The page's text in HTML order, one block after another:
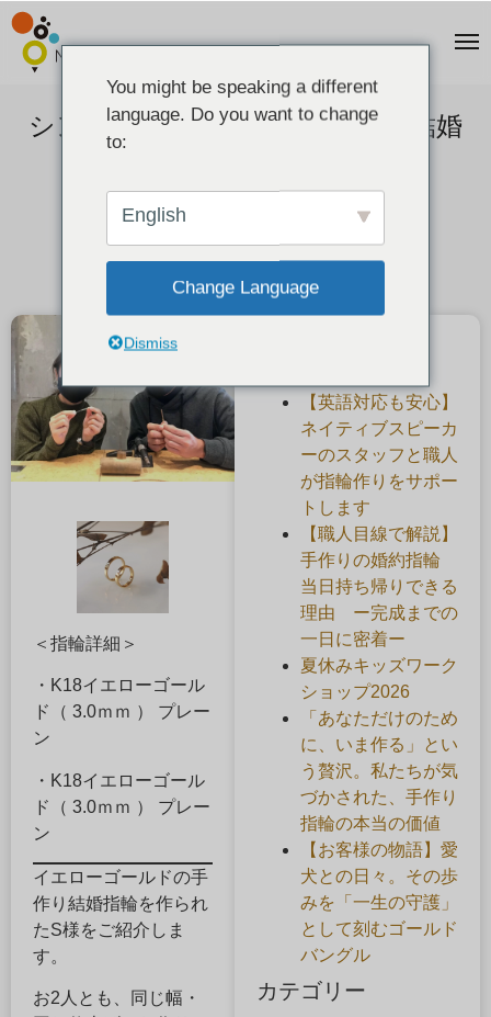
シンプルなイエローゴールドの結婚
＜指輪詳細＞
・K18イエローゴール
ド（ 3.0ｍｍ ） プレー
ン
・K18イエローゴール
ド（ 3.0ｍｍ ） プレー
ン
イエローゴールドの手
作り結婚指輪を作られ
たS様をご紹介しま
す。
お2人とも、同じ幅・
【英語対応も安心】
ネイティブスピーカ
ーのスタッフと職人
が指輪作りをサポー
トします
【職人目線で解説】
手作りの婚約指輪
当日持ち帰りできる
理由 ー完成までの
一日に密着ー
夏休みキッズワーク
ショップ2026
「あなただけのため
に、いま作る」とい
う贅沢。私たちが気
づかされた、手作り
指輪の本当の価値
【お客様の物語】愛
犬との日々。その歩
みを「一生の守護」
として刻むゴールド
バングル
カテゴリー
You might be speaking a different
language. Do you want to change
to:
English
Change Language
Dismiss